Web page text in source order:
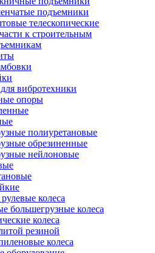
подъемники
телескопические
к строительным
вибротехники
опоры
полиуретановые
обрезиненные
нейлоновые
колеса
большегрузные колеса
колеса
резиной
колеса